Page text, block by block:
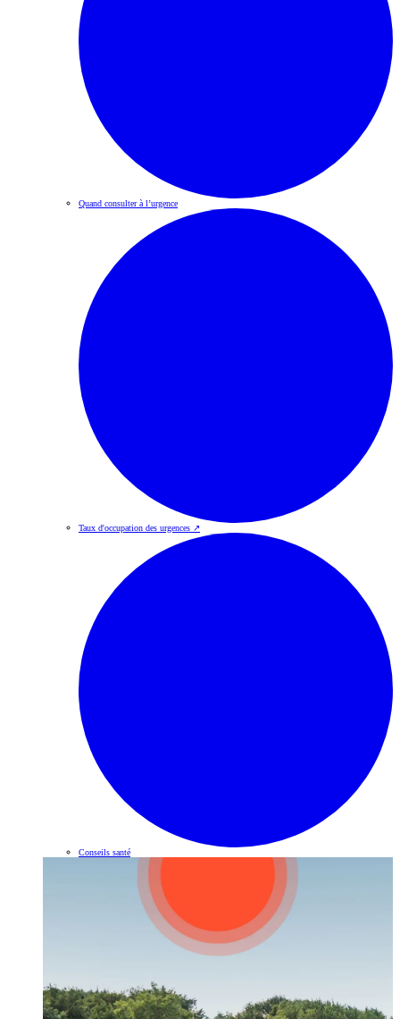
Quand consulter à l’urgence
Taux d'occupation des urgences ↗
Conseils santé